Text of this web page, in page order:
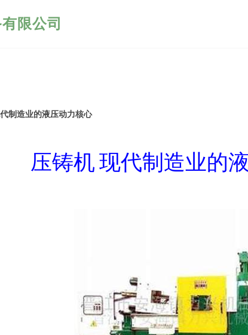
限公司
制造业的液压动力核心
压铸机 现代制造业的